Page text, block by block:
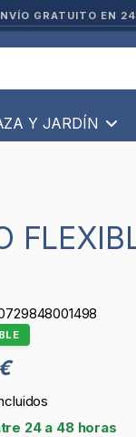
GRATUITO EN
Y JARDÍN
24 a 48 horas